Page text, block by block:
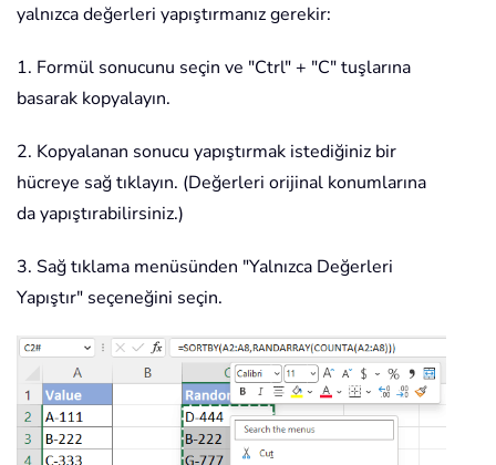
yalnızca değerleri yapıştırmanız gerekir:
1. Formül sonucunu seçin ve "Ctrl" + "C" tuşlarına
basarak kopyalayın.
2. Kopyalanan sonucu yapıştırmak istediğiniz bir
hücreye sağ tıklayın. (Değerleri orijinal konumlarına
da yapıştırabilirsiniz.)
3. Sağ tıklama menüsünden "Yalnızca Değerleri
Yapıştır" seçeneğini seçin.